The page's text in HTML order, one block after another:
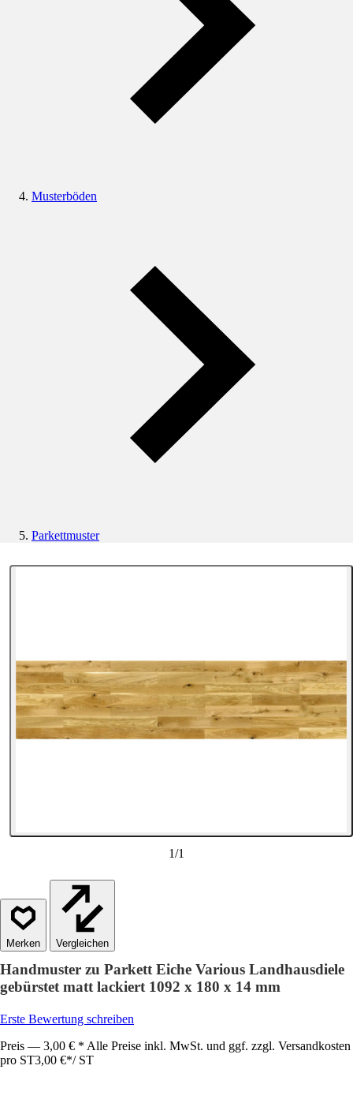
Musterböden
Parkettmuster
1/1
Vergleichen
Handmuster zu Parkett Eiche Various Landhausdiele
gebürstet matt lackiert 1092 x 180 x 14 mm
Erste Bewertung schreiben
Preis — 3,00 € * Alle Preise inkl. MwSt. und ggf. zzgl. Versandkosten
pro ST3,00 €*/ ST